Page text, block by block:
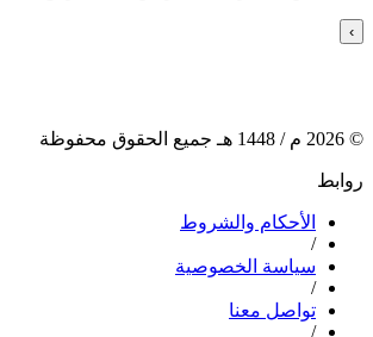
›
©
2026 م / 1448 هـ جميع الحقوق محفوظة
روابط
الأحكام والشروط
/
سياسة الخصوصية
/
تواصل معنا
/